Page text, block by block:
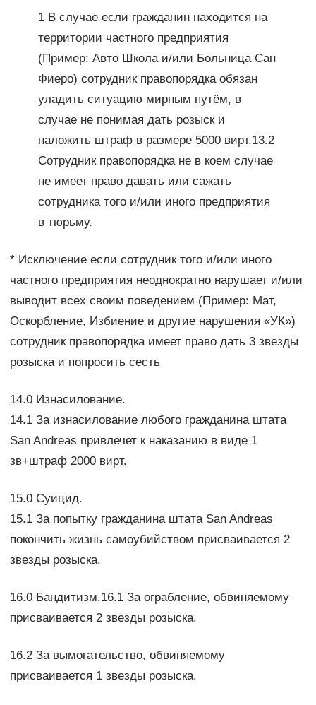
1 В случае если гражданин находится на
территории частного предприятия
(Пример: Авто Школа и/или Больница Сан
Фиеро) сотрудник правопорядка обязан
уладить ситуацию мирным путём, в
случае не понимая дать розыск и
наложить штраф в размере 5000 вирт.13.2
Сотрудник правопорядка не в коем случае
не имеет право давать или сажать
сотрудника того и/или иного предприятия
в тюрьму.
* Исключение если сотрудник того и/или иного
частного предприятия неоднократно нарушает и/или
выводит всех своим поведением (Пример: Мат,
Оскорбление, Избиение и другие нарушения «УК»)
сотрудник правопорядка имеет право дать 3 звезды
розыска и попросить сесть
14.0 Изнасилование.
14.1 За изнасилование любого гражданина штата
San Andreas привлечет к наказанию в виде 1
зв+штраф 2000 вирт.
15.0 Суицид.
15.1 За попытку гражданина штата San Andreas
покончить жизнь самоубийством присваивается 2
звезды розыска.
16.0 Бандитизм.16.1 За ограбление, обвиняемому
присваивается 2 звезды розыска.
16.2 За вымогательство, обвиняемому
присваивается 1 звезды розыска.